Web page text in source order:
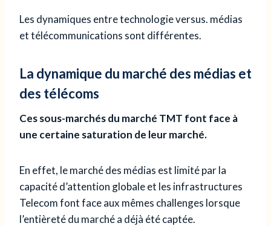
Les dynamiques entre technologie versus. médias
et télécommunications sont différentes.
La dynamique du marché des médias et
des télécoms
Ces sous-marchés du marché TMT font face à
une certaine saturation de leur marché.
En effet, le marché des médias est limité par la
capacité d’attention globale et les infrastructures
Telecom font face aux mêmes challenges lorsque
l’entièreté du marché a déjà été captée.